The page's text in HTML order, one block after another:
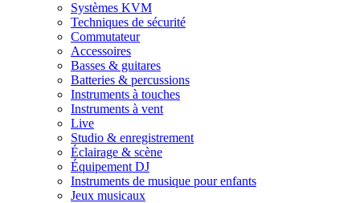
Systèmes KVM
Techniques de sécurité
Commutateur
Accessoires
Basses & guitares
Batteries & percussions
Instruments à touches
Instruments à vent
Live
Studio & enregistrement
Éclairage & scène
Équipement DJ
Instruments de musique pour enfants
Jeux musicaux